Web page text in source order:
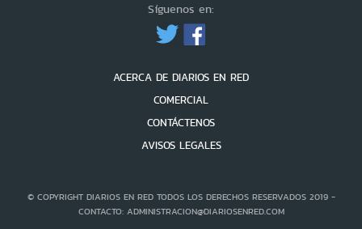
Síguenos en:
ACERCA DE DIARIOS EN RED
COMERCIAL
CONTÁCTENOS
AVISOS LEGALES
© COPYRIGHT DIARIOS EN RED TODOS LOS DERECHOS RESERVADOS 2019 -
CONTACTO: ADMINISTRACION@DIARIOSENRED.COM